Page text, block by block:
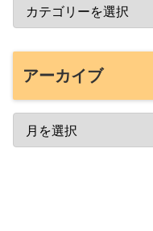
アーカイブ